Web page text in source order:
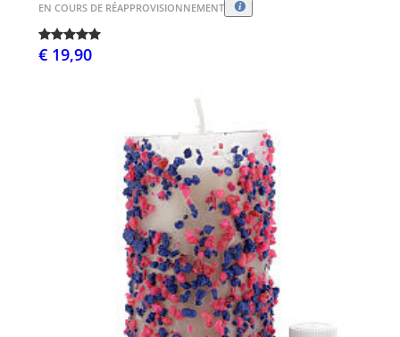
EN COURS DE RÉAPPROVISIONNEMENT
€ 19,90